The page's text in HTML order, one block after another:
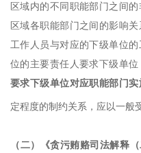
区域内的不同职能部门之间
区域各职能部门之间的影响
工作人员与对应的下级单位
位的主要责任人要求下级单位
要求下级单位对应职能部门实
定程度的制约关系，应以一般
（二）《贪污贿赂司法解释